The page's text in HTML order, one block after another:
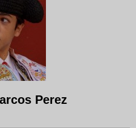
Perez